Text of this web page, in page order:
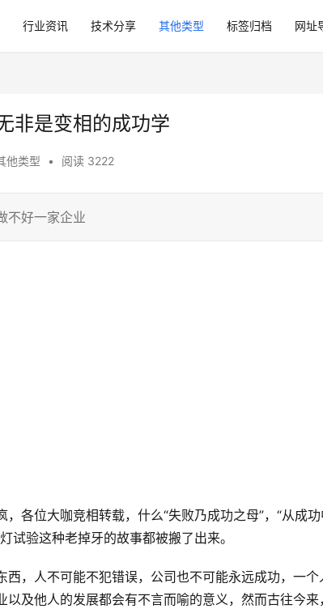
行业资讯 技术分享 其他类型 标签归档 网址
非是变相的成功学
他类型 • 阅读 3222
不好一家企业
各位大咖竞相转载，什么“失败乃成功之母”，“从成
试验这种老掉牙的故事都被搬了出来。
西，人不可能不犯错误，公司也不可能永远成功，一
以及他人的发展都会有不言而喻的意义，然而古往今